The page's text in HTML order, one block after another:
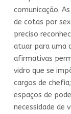
comunicação.
de cotas por
preciso
atuar para uma
afirmativas
vidro que se
cargos de
espaços de
necessidade de